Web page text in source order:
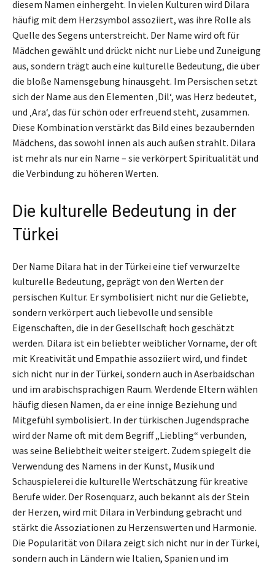
diesem Namen einhergeht. In vielen Kulturen wird Dilara
häufig mit dem Herzsymbol assoziiert, was ihre Rolle als
Quelle des Segens unterstreicht. Der Name wird oft für
Mädchen gewählt und drückt nicht nur Liebe und Zuneigung
aus, sondern trägt auch eine kulturelle Bedeutung, die über
die bloße Namensgebung hinausgeht. Im Persischen setzt
sich der Name aus den Elementen ‚Dil‘, was Herz bedeutet,
und ‚Ara‘, das für schön oder erfreuend steht, zusammen.
Diese Kombination verstärkt das Bild eines bezaubernden
Mädchens, das sowohl innen als auch außen strahlt. Dilara
ist mehr als nur ein Name – sie verkörpert Spiritualität und
die Verbindung zu höheren Werten.
Die kulturelle Bedeutung in der
Türkei
Der Name Dilara hat in der Türkei eine tief verwurzelte
kulturelle Bedeutung, geprägt von den Werten der
persischen Kultur. Er symbolisiert nicht nur die Geliebte,
sondern verkörpert auch liebevolle und sensible
Eigenschaften, die in der Gesellschaft hoch geschätzt
werden. Dilara ist ein beliebter weiblicher Vorname, der oft
mit Kreativität und Empathie assoziiert wird, und findet
sich nicht nur in der Türkei, sondern auch in Aserbaidschan
und im arabischsprachigen Raum. Werdende Eltern wählen
häufig diesen Namen, da er eine innige Beziehung und
Mitgefühl symbolisiert. In der türkischen Jugendsprache
wird der Name oft mit dem Begriff „Liebling“ verbunden,
was seine Beliebtheit weiter steigert. Zudem spiegelt die
Verwendung des Namens in der Kunst, Musik und
Schauspielerei die kulturelle Wertschätzung für kreative
Berufe wider. Der Rosenquarz, auch bekannt als der Stein
der Herzen, wird mit Dilara in Verbindung gebracht und
stärkt die Assoziationen zu Herzenswerten und Harmonie.
Die Popularität von Dilara zeigt sich nicht nur in der Türkei,
sondern auch in Ländern wie Italien, Spanien und im